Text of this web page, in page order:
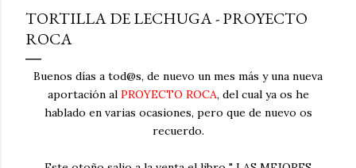
satisface. Estas alubias crujientes al horno van a cambiar
por completo tu forma de ver las legumbres. Olvídate de
asociar las alubias únicamente a los guisos tradicionales y
copiosos de invierno. Con esta receta simple pero
revolucionaria, transformaremos un ingrediente tan
humilde como la alubia de La Bañeza en un snack ligero,
dorado, cargado de proteína y 100% natural. Es el
TORTILLA DE LECHUGA - PROYECTO
ROCA
Buenos días a tod@s, de nuevo un mes más y una nueva
aportación al PROYECTO ROCA, del cual ya os he
hablado en varias ocasiones, pero que de nuevo os
recuerdo.